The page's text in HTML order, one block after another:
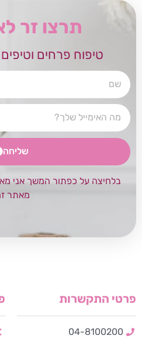
תרצו זר
טיפוח פרחים
שליחה
בלחיצה על כפתור המשך אני
מאתר
פרטי התקשרות
04-8100200